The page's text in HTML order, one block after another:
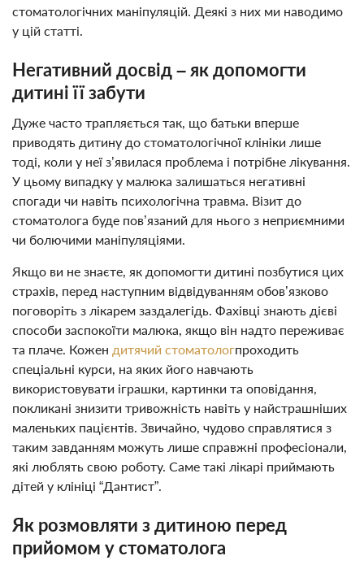
стоматологічних маніпуляцій. Деякі з них ми наводимо
у цій статті.
Негативний досвід – як допомогти
дитині її забути
Дуже часто трапляється так, що батьки вперше
приводять дитину до стоматологічної клініки лише
тоді, коли у неї з’явилася проблема і потрібне лікування.
У цьому випадку у малюка залишаться негативні
спогади чи навіть психологічна травма. Візит до
стоматолога буде пов’язаний для нього з неприємними
чи болючими маніпуляціями.
Якщо ви не знаєте, як допомогти дитині позбутися цих
страхів, перед наступним відвідуванням обов’язково
поговоріть з лікарем заздалегідь. Фахівці знають дієві
способи заспокоїти малюка, якщо він надто переживає
та плаче. Кожен дитячий стоматологпроходить
спеціальні курси, на яких його навчають
використовувати іграшки, картинки та оповідання,
покликані знизити тривожність навіть у найстрашніших
маленьких пацієнтів. Звичайно, чудово справлятися з
таким завданням можуть лише справжні професіонали,
які люблять свою роботу. Саме такі лікарі приймають
дітей у клініці “Дантист”.
Як розмовляти з дитиною перед
прийомом у стоматолога